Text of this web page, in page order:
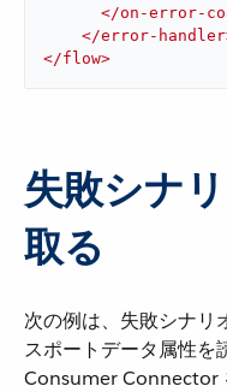
</on-error-
</error-handler
</flow>
失敗シナ
取る
次の例は、失敗シナリ
スポートデータ属性を
Consumer Connector